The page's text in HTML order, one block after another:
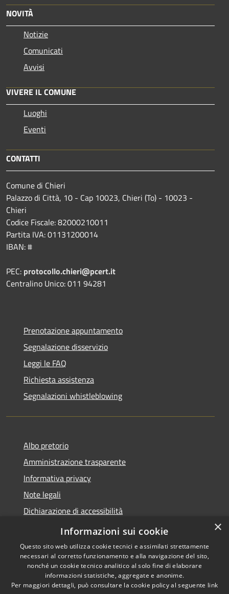
NOVITÀ
Notizie
Comunicati
Avvisi
VIVERE IL COMUNE
Luoghi
Eventi
CONTATTI
Comune di Chieri
Palazzo di Città, 10 - Cap 10023, Chieri (To) - 10023 -
Chieri
Codice Fiscale: 82000210011
Partita IVA: 01131200014
IBAN: #
PEC: protocollo.chieri@pcert.it
Centralino Unico: 011 94281
Prenotazione appuntamento
Segnalazione disservizio
Leggi le FAQ
Richiesta assistenza
Segnalazioni whistleblowing
Albo pretorio
Amministrazione trasparente
Informativa privacy
Note legali
Dichiarazione di accessibilità
Meccanismo di Feedback
Accessibilità
Copyright © 2026 • Comune di
Chieri • Powered by
×
Informazioni sui cookie
Questo sito web utilizza cookie tecnici e assimilati strettamente
necessari al corretto funzionamento e alla navigazione del sito,
nonché un cookie tecnico analitico al solo fine di elaborare
informazioni statistiche, aggregate e anonime.
Per maggiori dettagli, può consultare la cookie policy al seguente link